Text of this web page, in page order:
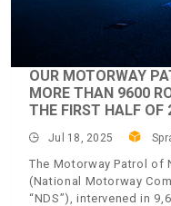
OUR MOTORWAY
MORE THAN 9600
THE FIRST HALF OF
Jul 18, 2025
The Motorway Patrol of
(National Motorway
“NDS”), intervened in